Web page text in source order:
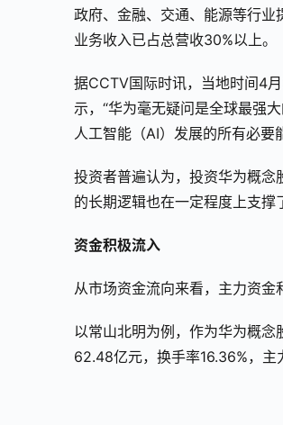
政府、金融、交通、能源等行
业务收入已占总营收30%以上。
据CCTV国际时讯，当地时间4
示，“华为毫无疑问是全球最强
人工智能（AI）发展的所有必要
投资者普遍认为，投资华为概
的长期逻辑也在一定程度上支撑
资金积极流入
从市场资金流向来看，主力资金
以常山北明为例，作为华为概
62.48亿元，换手率16.36%，主